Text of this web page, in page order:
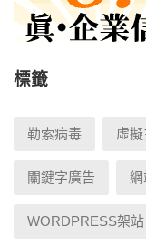
標籤
勒索病毒 虛
關鍵字廣告 網
WORDPRESS架站